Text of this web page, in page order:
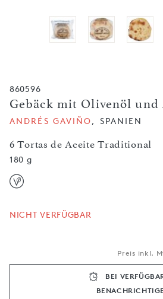
860596
Gebäck mit Olivenöl und
6 Tortas de Aceite Traditional
ANDRÉS GAVIÑO, SPANIEN
180 g
NICHT VERFÜGBAR
Preis inkl.
BEI